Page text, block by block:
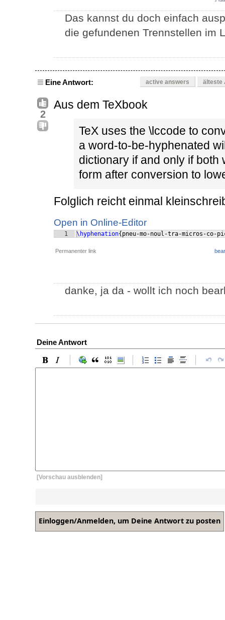
Das kannst du doch einfach
die gefundenen Trennstellen im
Eine Antwort: active answers älteste
2
Aus dem TeXbook
TeX uses the \lccode to
a word-to-be-hyphenated
dictionary if and only if
form after conversion to
Folglich reicht einmal
Open in Online-Editor
1 \hyphenation{ pneu-mo-noul-tra-micros-
Permanenter link
danke, ja da - wollt ich noch
Deine Antwort
[Vorschau ausblenden]